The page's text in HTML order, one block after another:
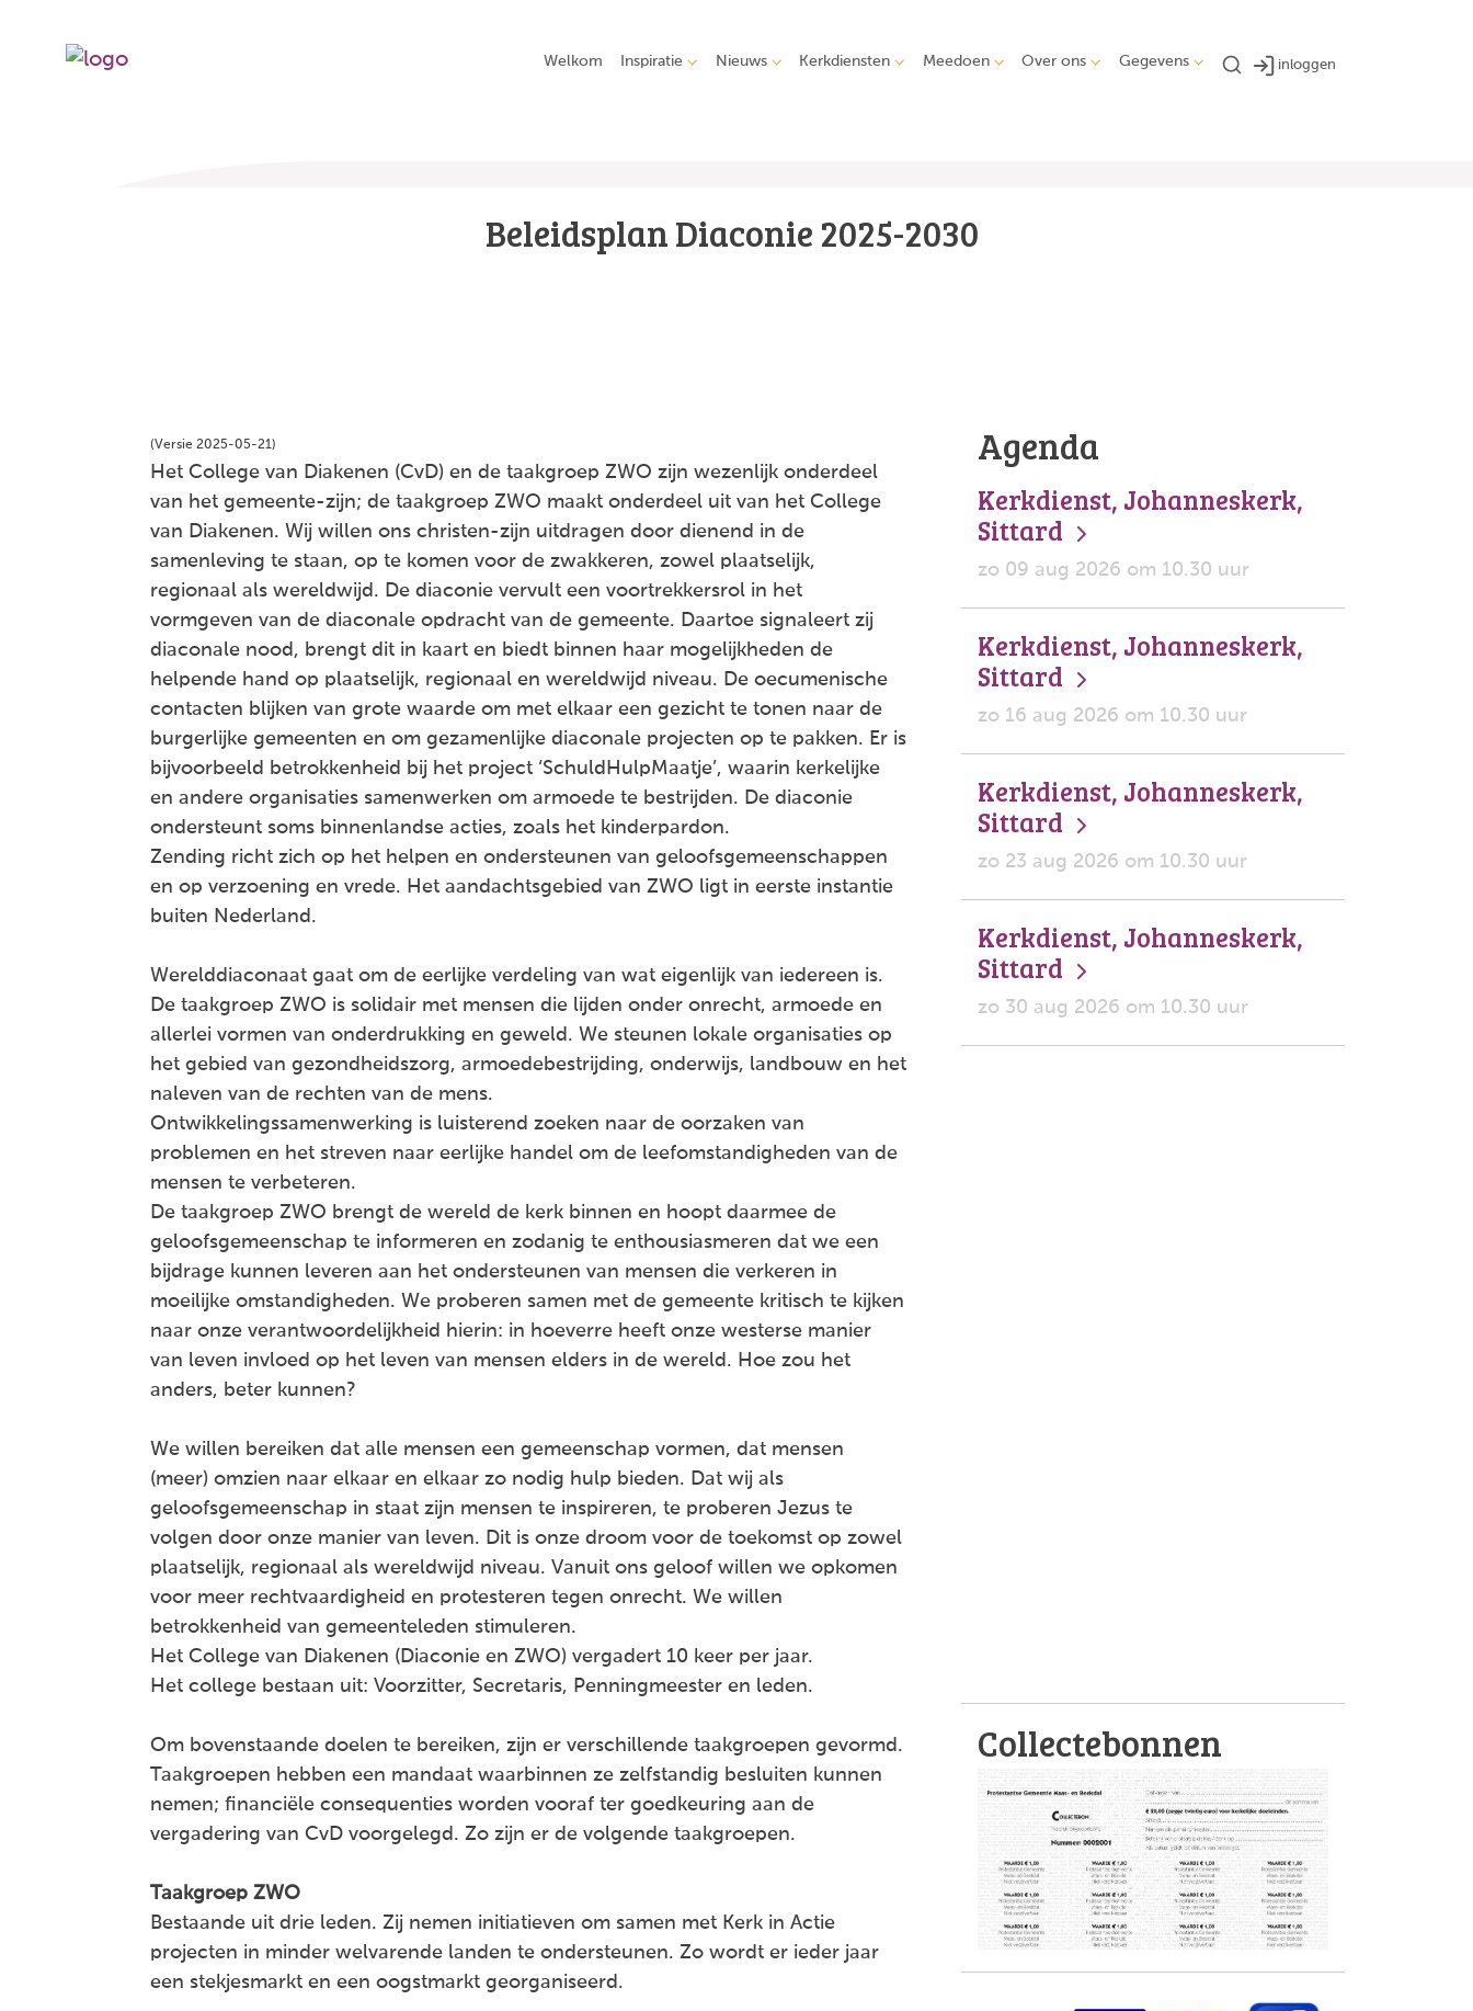
Welkom Inspiratie Nieuws Kerkdiensten Meedoen Over ons Gegevens inloggen
Beleidsplan Diaconie 2025-2030
(Versie 2025-05-21)
Het College van Diakenen (CvD) en de taakgroep ZWO zijn wezenlijk onderdeel
van het gemeente-zijn; de taakgroep ZWO maakt onderdeel uit van het College
van Diakenen. Wij willen ons christen-zijn uitdragen door dienend in de
samenleving te staan, op te komen voor de zwakkeren, zowel plaatselijk,
regionaal als wereldwijd. De diaconie vervult een voortrekkersrol in het
vormgeven van de diaconale opdracht van de gemeente. Daartoe signaleert zij
diaconale nood, brengt dit in kaart en biedt binnen haar mogelijkheden de
helpende hand op plaatselijk, regionaal en wereldwijd niveau. De oecumenische
contacten blijken van grote waarde om met elkaar een gezicht te tonen naar de
burgerlijke gemeenten en om gezamenlijke diaconale projecten op te pakken. Er is
bijvoorbeeld betrokkenheid bij het project ‘SchuldHulpMaatje’, waarin kerkelijke
en andere organisaties samenwerken om armoede te bestrijden. De diaconie
ondersteunt soms binnenlandse acties, zoals het kinderpardon.
Zending richt zich op het helpen en ondersteunen van geloofsgemeenschappen
en op verzoening en vrede. Het aandachtsgebied van ZWO ligt in eerste instantie
buiten Nederland.
Werelddiaconaat gaat om de eerlijke verdeling van wat eigenlijk van iedereen is.
De taakgroep ZWO is solidair met mensen die lijden onder onrecht, armoede en
allerlei vormen van onderdrukking en geweld. We steunen lokale organisaties op
het gebied van gezondheidszorg, armoedebestrijding, onderwijs, landbouw en het
naleven van de rechten van de mens.
Ontwikkelingssamenwerking is luisterend zoeken naar de oorzaken van
problemen en het streven naar eerlijke handel om de leefomstandigheden van de
mensen te verbeteren.
De taakgroep ZWO brengt de wereld de kerk binnen en hoopt daarmee de
geloofsgemeenschap te informeren en zodanig te enthousiasmeren dat we een
bijdrage kunnen leveren aan het ondersteunen van mensen die verkeren in
moeilijke omstandigheden. We proberen samen met de gemeente kritisch te kijken
naar onze verantwoordelijkheid hierin: in hoeverre heeft onze westerse manier
van leven invloed op het leven van mensen elders in de wereld. Hoe zou het
anders, beter kunnen?
We willen bereiken dat alle mensen een gemeenschap vormen, dat mensen
(meer) omzien naar elkaar en elkaar zo nodig hulp bieden. Dat wij als
geloofsgemeenschap in staat zijn mensen te inspireren, te proberen Jezus te
volgen door onze manier van leven. Dit is onze droom voor de toekomst op zowel
plaatselijk, regionaal als wereldwijd niveau. Vanuit ons geloof willen we opkomen
voor meer rechtvaardigheid en protesteren tegen onrecht. We willen
betrokkenheid van gemeenteleden stimuleren.
Het College van Diakenen (Diaconie en ZWO) vergadert 10 keer per jaar.
Het college bestaan uit: Voorzitter, Secretaris, Penningmeester en leden.
Om bovenstaande doelen te bereiken, zijn er verschillende taakgroepen gevormd.
Taakgroepen hebben een mandaat waarbinnen ze zelfstandig besluiten kunnen
nemen; financiële consequenties worden vooraf ter goedkeuring aan de
vergadering van CvD voorgelegd. Zo zijn er de volgende taakgroepen.
Taakgroep ZWO
Bestaande uit drie leden. Zij nemen initiatieven om samen met Kerk in Actie
projecten in minder welvarende landen te ondersteunen. Zo wordt er ieder jaar
een stekjesmarkt en een oogstmarkt georganiseerd.
Agenda
Kerkdienst, Johanneskerk,
Sittard
zo 09 aug 2026 om 10.30 uur
Kerkdienst, Johanneskerk,
Sittard
zo 16 aug 2026 om 10.30 uur
Kerkdienst, Johanneskerk,
Sittard
zo 23 aug 2026 om 10.30 uur
Kerkdienst, Johanneskerk,
Sittard
zo 30 aug 2026 om 10.30 uur
Collectebonnen